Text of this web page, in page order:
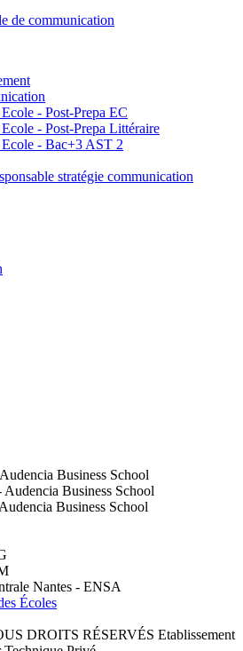
de communication
- Post-Prepa EC
- Post-Prepa Littéraire
- Bac+3 AST 2
stratégie communication
DROITS RÉSERVÉS Etablissement